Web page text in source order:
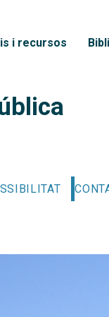
principal
i recursos